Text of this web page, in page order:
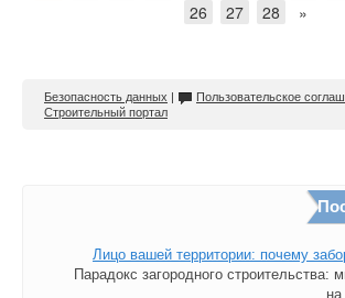
26
27 28 »
Безопасность данных | Пользовательское
Строительный портал
Лицо вашей территории: почему
Парадокс загородного строительства:
на